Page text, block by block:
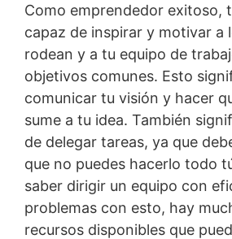
Como emprendedor exitoso,
capaz de inspirar y motivar a
rodean y a tu equipo de
objetivos comunes. Esto
comunicar tu visión y hacer
sume a tu idea. También
de delegar tareas, ya que
que no puedes hacerlo todo
saber dirigir un equipo con
problemas con esto, hay
recursos disponibles que